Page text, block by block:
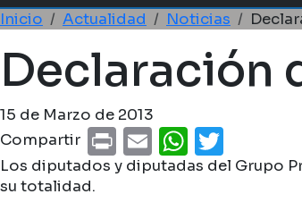
Ruta de
Inicio Actualidad Noticias
Declaración
15 de Marzo de 2013
Compartir
PrintEmail
Los diputados y diputadas del Grupo
su totalidad.